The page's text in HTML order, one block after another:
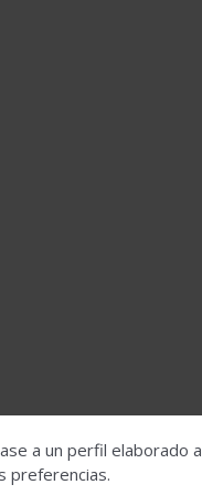
a un perfil elaborado a
preferencias.